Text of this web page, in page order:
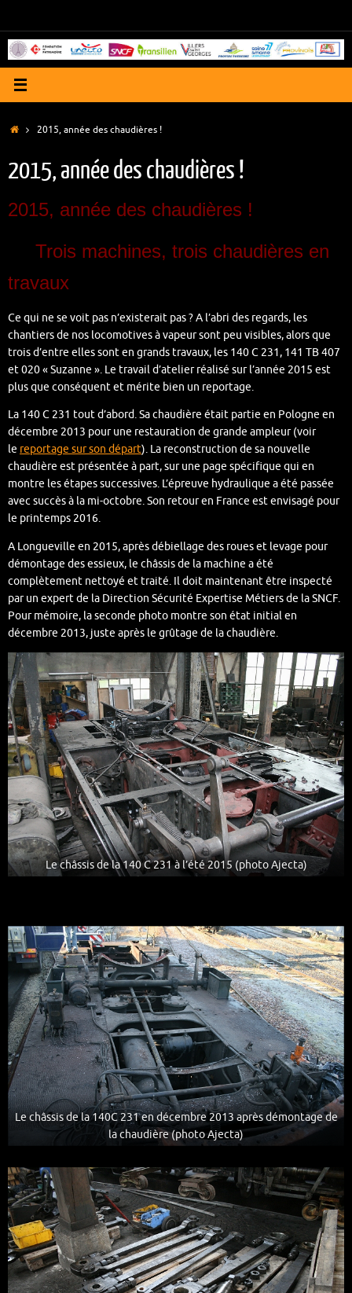
contenu
Accueil
2015, année des chaudières !
2015, année des chaudières !
2015, année des chaudières !
Trois machines, trois chaudières en
travaux
Ce qui ne se voit pas n’existerait pas ? A l’abri des regards, les
chantiers de nos locomotives à vapeur sont peu visibles, alors que
trois d’entre elles sont en grands travaux, les 140 C 231, 141 TB 407
et 020 « Suzanne ». Le travail d’atelier réalisé sur l’année 2015 est
plus que conséquent et mérite bien un reportage.
La 140 C 231 tout d’abord. Sa chaudière était partie en Pologne en
décembre 2013 pour une restauration de grande ampleur (voir
le reportage sur son départ). La reconstruction de sa nouvelle
chaudière est présentée à part, sur une page spécifique qui en
montre les étapes successives. L’épreuve hydraulique a été passée
avec succès à la mi-octobre. Son retour en France est envisagé pour
le printemps 2016.
A Longueville en 2015, après débiellage des roues et levage pour
démontage des essieux, le châssis de la machine a été
complètement nettoyé et traité. Il doit maintenant être inspecté
par un expert de la Direction Sécurité Expertise Métiers de la SNCF.
Pour mémoire, la seconde photo montre son état initial en
décembre 2013, juste après le grûtage de la chaudière.
Le châssis de la 140 C 231 à l’été 2015 (photo Ajecta)
Le châssis de la 140C 231 en décembre 2013 après démontage de
la chaudière (photo Ajecta)